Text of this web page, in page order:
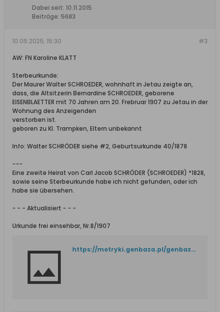
Dabei seit: 10.11.2015
Beiträge: 5683
#3
10.05.2025, 15:30
AW: FN Karoline KLATT
Sterbeurkunde:
Der Maurer Walter SCHROEDER, wohnhaft in Jetau zeigte an,
dass, die Altsitzerin Bernardine SCHROEDER, geborene
EISENBLAETTER mit 70 Jahren am 20. Frebruar 1907 zu Jetau in der
Wohnung des Anzeigenden
verstorben ist.
geboren zu Kl. Trampken, Eltern unbekannt
Info: Walter SCHRÖDER siehe #2, Geburtsurkunde 40/1878
---
Eine zweite Heirat von Carl Jacob SCHRÖDER (SCHROEDER) *1828,
sowie seine Sterbeurkunde habe ich nicht gefunden, oder ich
habe sie übersehen.
- - - Aktualisiert - - -
Urkunde frei einsehbar, Nr.8/1907
https://metryki.genbaza.pl/genbaza,detail,357996,7